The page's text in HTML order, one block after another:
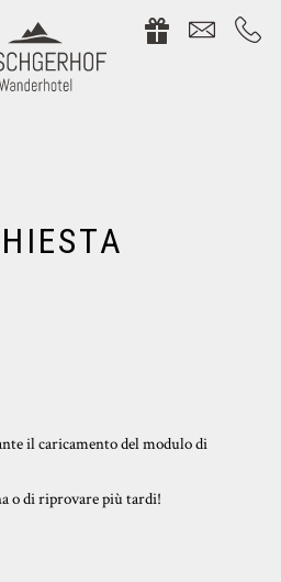
il caricamento del modulo di
o di riprovare più tardi!